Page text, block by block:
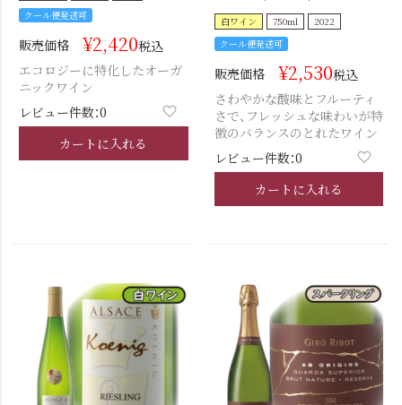
クール便発送可
販売価格 ¥2,420税込
エコロジーに特化したオーガ
ニックワイン
レビュー件数：0
カートに入れる
白ワイン 750ml
2022
クール便発送可
販売価格 ¥2,530税込
さわやかな酸味とフルーティ
さで、フレッシュな味わいが特
徴のバランスのとれたワイン
レビュー件数：0
カートに入れる